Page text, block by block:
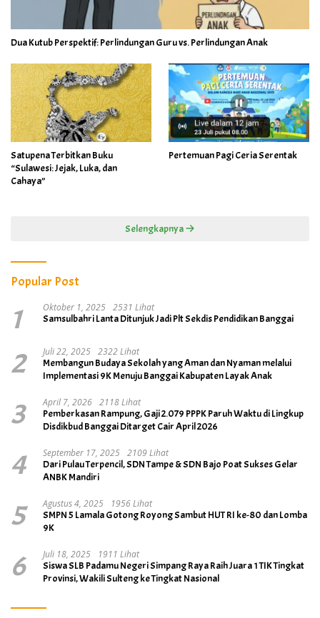
Dua Kutub Perspektif: Perlindungan Guru vs. Perlindungan Anak
Satupena Terbitkan Buku
“Sulawesi: Jejak, Luka, dan
Cahaya”
Pertemuan Pagi Ceria Serentak
Selengkapnya
Popular Post
1 Oktober 1, 2025 2531 Lihat
Samsulbahri Lanta Ditunjuk Jadi Plt Sekdis Pendidikan Banggai
2 Juli 22, 2025 2322 Lihat
Membangun Budaya Sekolah yang Aman dan Nyaman melalui
Implementasi 9K Menuju Banggai Kabupaten Layak Anak
3 April 7, 2026 2118 Lihat
Pemberkasan Rampung, Gaji 2.079 PPPK Paruh Waktu di Lingkup
Disdikbud Banggai Ditarget Cair April 2026
4 September 17, 2025 2109 Lihat
Dari Pulau Terpencil, SDN Tampe & SDN Bajo Poat Sukses Gelar
ANBK Mandiri
5 Agustus 4, 2025
1956 Lihat
SMPN 5 Lamala Gotong Royong Sambut HUT RI ke-80 dan Lomba
9K
6 Juli 18, 2025
1911 Lihat
Siswa SLB Padamu Negeri Simpang Raya Raih Juara 1 TIK Tingkat
Provinsi, Wakili Sulteng ke Tingkat Nasional